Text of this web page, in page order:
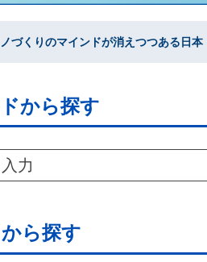
ノづくりのマインドが消えつつある日
から探す
ら探す